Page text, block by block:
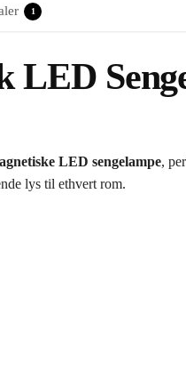
1
LED
LED sengelampe,
lys til ethvert rom.